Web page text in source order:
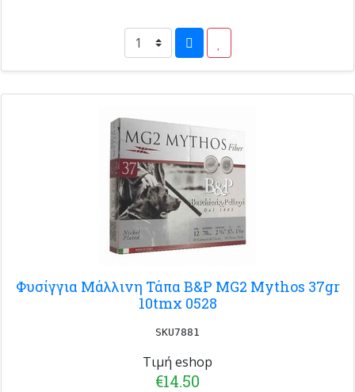
Φυσίγγια Μάλλινη Τάπα B&P MG2 Mythos 37gr
10tmx 0528
SKU7881
Τιμή eshop
€14.50